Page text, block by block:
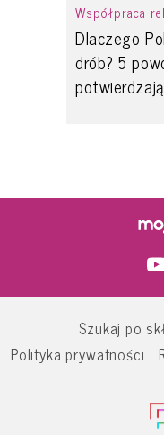
Współpraca
Dlaczego
drób? 5
Szukaj po
Polityka prywatności